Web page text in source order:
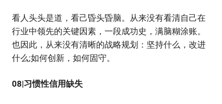
看人头头是道，看己昏头昏脑。从来没有看清自己在
行业中领先的关键因素，一段成功史，满脑糊涂账。
也因此，从来没有清晰的战略规划：坚持什么，改进
什么;如何创新，如何固守。
08|习惯性信用缺失